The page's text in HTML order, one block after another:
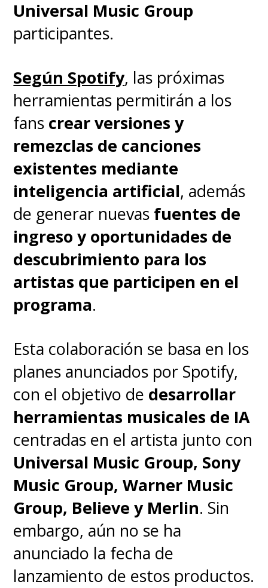
comenzar el 2025.
Universal Music Group
participantes.
Según Spotify, las próximas
herramientas permitirán a los
fans crear versiones y
remezclas de canciones
existentes mediante
inteligencia artificial, además
de generar nuevas fuentes de
ingreso y oportunidades de
descubrimiento para los
artistas que participen en el
programa.
Esta colaboración se basa en los
planes anunciados por Spotify,
con el objetivo de desarrollar
herramientas musicales de IA
centradas en el artista junto con
Universal Music Group, Sony
Music Group, Warner Music
Group, Believe y Merlin. Sin
embargo, aún no se ha
anunciado la fecha de
lanzamiento de estos productos.